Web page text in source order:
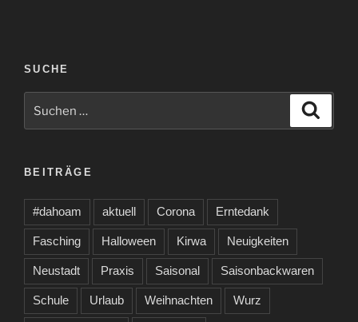
SUCHE
nach:
BEITRÄGE
#dahoam aktuell Corona Erntedank
Fasching Halloween Kirwa Neuigkeiten
Neustadt Praxis Saisonal Saisonbackwaren
Schule Urlaub Weihnachten Wurz